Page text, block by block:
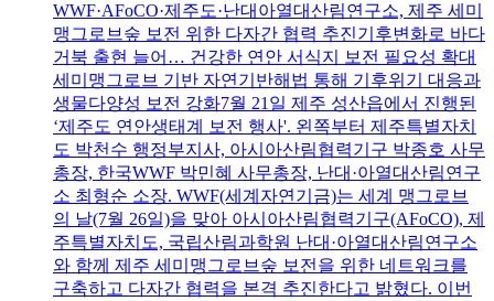
WWF·AFoCO·제주도·난대아열대산림연구소, 제주 세미
맹그로브숲 보전 위한 다자간 협력 추진기후변화로 바다
거북 출현 늘어… 건강한 연안 서식지 보전 필요성 확대
세미맹그로브 기반 자연기반해법 통해 기후위기 대응과
생물다양성 보전 강화7월 21일 제주 성산읍에서 진행된
‘제주도 연안생태계 보전 행사'. 왼쪽부터 제주특별자치
도 박천수 행정부지사, 아시아산림협력기구 박종호 사무
총장, 한국WWF 박민혜 사무총장, 난대·아열대산림연구
소 최형순 소장. WWF(세계자연기금)는 세계 맹그로브
의 날(7월 26일)을 맞아 아시아산림협력기구(AFoCO), 제
주특별자치도, 국립산림과학원 난대·아열대산림연구소
와 함께 제주 세미맹그로브숲 보전을 위한 네트워크를
구축하고 다자간 협력을 본격 추진한다고 밝혔다. 이번